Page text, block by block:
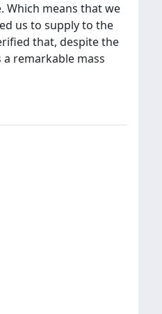
Which means that we
us to supply to the
that, despite the
remarkable mass